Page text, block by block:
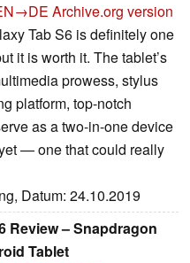
Archive.org version
Tab S6 is definitely one
it is worth it. The tablet’s
prowess, stylus
platform, top-notch
as a two-in-one device
— one that could really
Datum: 24.10.2019
Review – Snapdragon
Tablet